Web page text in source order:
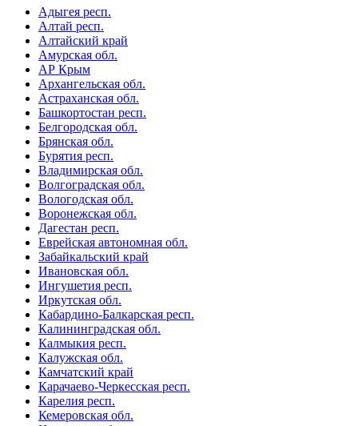
Адыгея респ.
Алтай респ.
Алтайский край
Амурская обл.
АР Крым
Архангельская обл.
Астраханская обл.
Башкортостан респ.
Белгородская обл.
Брянская обл.
Бурятия респ.
Владимирская обл.
Волгоградская обл.
Вологодская обл.
Воронежская обл.
Дагестан респ.
Еврейская автономная обл.
Забайкальский край
Ивановская обл.
Ингушетия респ.
Иркутская обл.
Кабардино-Балкарская респ.
Калининградская обл.
Калмыкия респ.
Калужская обл.
Камчатский край
Карачаево-Черкесская респ.
Карелия респ.
Кемеровская обл.